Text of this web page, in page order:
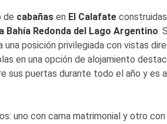
de cabañas en El Calafate
Bahía Redonda del Lago Argentino.
una posición privilegiada con vistas
en una opción de alojamiento
sus puertas durante todo el año y es
uno con cama matrimonial y otro